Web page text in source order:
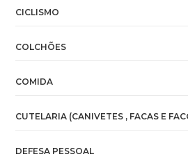
CICLISMO
COLCHÕES
COMIDA
CUTELARIA (CANIVETES , FACAS E
DEFESA PESSOAL